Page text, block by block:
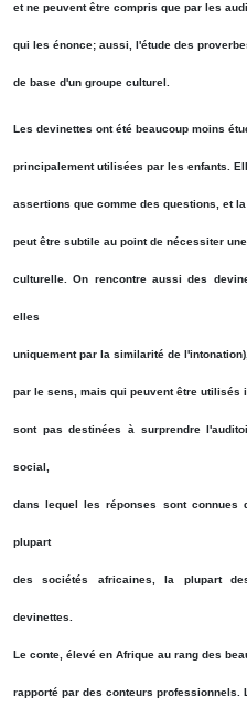
et ne peuvent être compris que par les
qui les énonce; aussi, l'étude des
de base d'un groupe culturel.
Les devinettes ont été beaucoup moins
principalement utilisées par les enfants.
assertions que comme des questions, et
peut être subtile au point de nécessiter
culturelle. On rencontre aussi des
elles
uniquement par la similarité de
par le sens, mais qui peuvent être utilisés
sont pas destinées à surprendre
social,
dans lequel les réponses sont connues
plupart
des sociétés africaines, la plupart
devinettes.
Le conte, élevé en Afrique au rang des
rapporté par des conteurs professionnels.